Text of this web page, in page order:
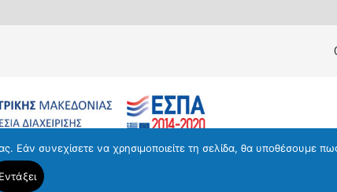
συνεχίσετε να χρησιμοποιείτε τη σελίδα, θα υποθέσουμε
Εντάξει